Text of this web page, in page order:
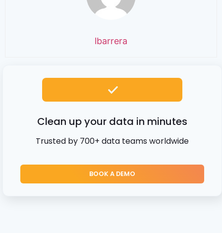
lbarrera
Clean up your data in minutes
Trusted by 700+ data teams worldwide
BOOK A DEMO